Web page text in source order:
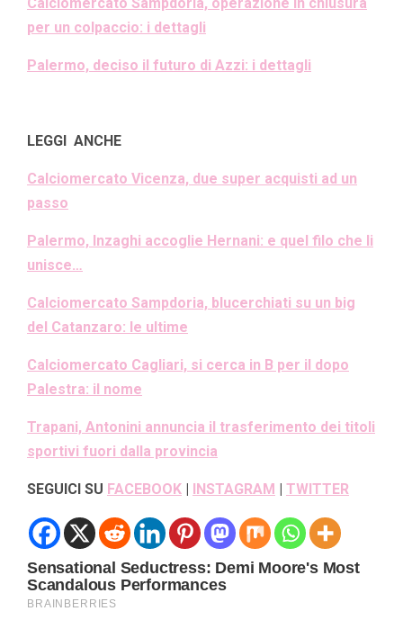
per un colpaccio: i dettagli
Palermo, deciso il futuro di Azzi: i dettagli
LEGGI ANCHE
Calciomercato Vicenza, due super acquisti ad un
passo
Palermo, Inzaghi accoglie Hernani: e quel filo che li
unisce…
Calciomercato Sampdoria, blucerchiati su un big
del Catanzaro: le ultime
Calciomercato Cagliari, si cerca in B per il dopo
Palestra: il nome
Trapani, Antonini annuncia il trasferimento dei titoli
sportivi fuori dalla provincia
SEGUICI SU FACEBOOK | INSTAGRAM | TWITTER